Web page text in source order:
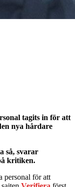
tagits in för att
nya hårdare
så, svarar
kritiken.
personal för att